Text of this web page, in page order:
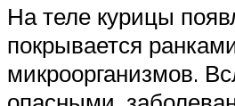
На теле курицы
покрывается
микроорганизмов.